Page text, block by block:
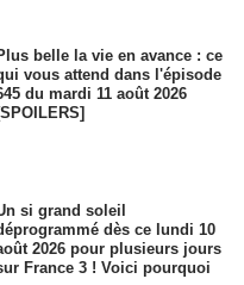
belle la vie en avance : ce
vous attend dans l'épisode
du mardi 11 août 2026
si grand soleil
dès ce lundi 10
2026 pour plusieurs jours
France 3 ! Voici pourquoi